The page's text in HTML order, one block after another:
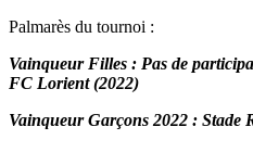
Palmarès du tournoi :
Vainqueur Filles : Pas de
FC Lorient (2022)
Vainqueur Garçons 2022 : Stade